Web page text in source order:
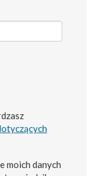
moich danych